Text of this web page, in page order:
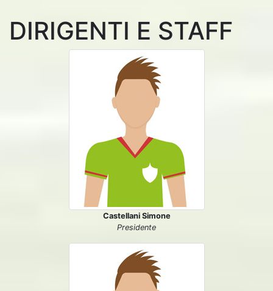
DIRIGENTI E STAFF
Castellani Simone
Presidente